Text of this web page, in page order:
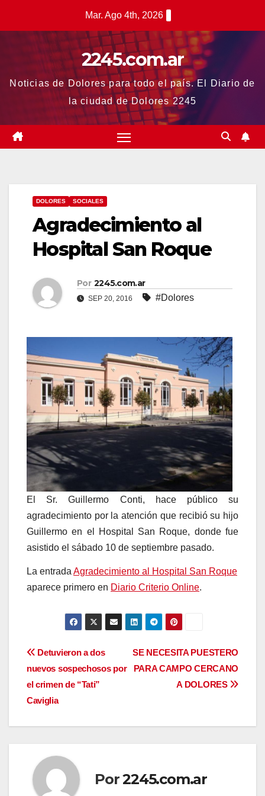
Mar. Ago 4th, 2026
2245.com.ar
Noticias de Dolores para todo el país. El Diario de
la ciudad de Dolores 2245
DOLORES SOCIALES
Agradecimiento al
Hospital San Roque
Por 2245.com.ar
SEP 20, 2016 #Dolores
El Sr. Guillermo Conti, hace público su
agradecimiento por la atención que recibió su hijo
Guillermo en el Hospital San Roque, donde fue
asistido el sábado 10 de septiembre pasado.
La entrada Agradecimiento al Hospital San Roque
aparece primero en Diario Criterio Online.
Navegación
de
entradas
SE NECESITA PUESTERO
PARA CAMPO CERCANO
A DOLORES
Detuvieron a dos
nuevos sospechosos por
el crimen de “Tati”
Caviglia
Por2245.com.ar